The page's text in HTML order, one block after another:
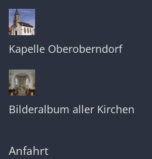
Kapelle Oberoberndorf
Bilderalbum aller Kirchen
Anfahrt